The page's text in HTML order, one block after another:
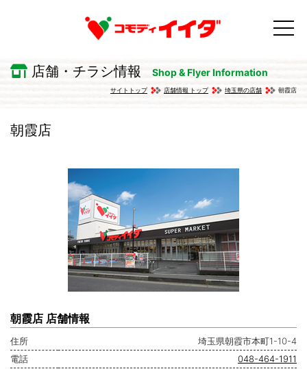
店舗・チラシ情報 Shop & Flyer Information
サイトトップ 店舗情報 トップ 埼玉県の店舗 朝霞店
朝霞店
朝霞店 店舗情報
住所
埼玉県朝霞市本町1-10-4
電話
048-464-1911